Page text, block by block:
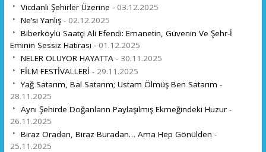
Vicdanlı Şehirler Üzerine - 03.12.2025
Ne’si Yanlış - 02.12.2025
Biberköylü Saatçi Ali Efendi: Emanetin, Güvenin Ve Şehr-İ
Eminin Sessiz Hatırası - 01.12.2025
NELER OLUYOR HAYATTA - 30.11.2025
FİLM FESTİVALLERİ - 29.11.2025
Yağ Satarım, Bal Satarım; Ustam Ölmüş Ben Satarım -
28.11.2025
Aynı Şehirde Doğanların Paylaşılmış Ekmeğindeki Huzur -
26.11.2025
Biraz Oradan, Biraz Buradan… Ama Hep Gönülden -
25.11.2025